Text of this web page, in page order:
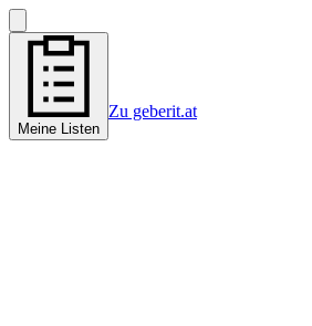
Meine Listen
Zu geberit.at